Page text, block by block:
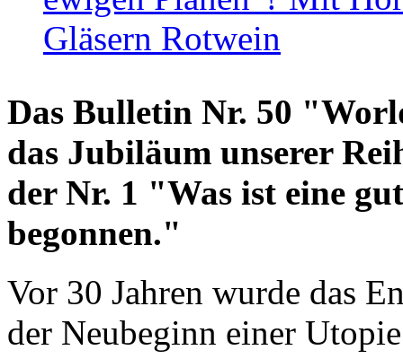
Gläsern Rotwein
Das Bulletin Nr. 50
das Jubiläum unserer
der Nr. 1 "Was ist eine
begonnen."
Vor 30 Jahren wurde das
der Neubeginn einer